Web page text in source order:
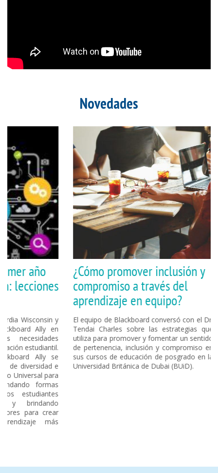
Novedades
y
en
se
e
para
crear
más
¿Cómo promover inclusión y
compromiso a través del
aprendizaje en equipo?
El equipo de Blackboard conversó con el Dr.
Tendai Charles sobre las estrategias que
utiliza para promover y fomentar un sentido
de pertenencia, inclusión y compromiso en
sus cursos de educación de posgrado en la
Universidad Británica de Dubai (BUiD).
A